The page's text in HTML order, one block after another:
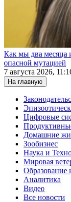
Как мы два месяца
опасной мутацией
7 августа 2026,
На главную
Цифровые
Домашние
Зообизнес
Наука и
Мировая
Образование
Аналитика
Видео
Все новости